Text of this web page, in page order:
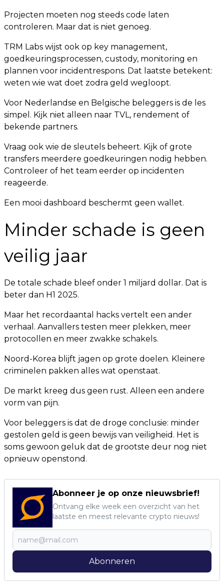
Projecten moeten nog steeds code laten
controleren. Maar dat is niet genoeg.
TRM Labs wijst ook op key management,
goedkeuringsprocessen, custody, monitoring en
plannen voor incidentrespons. Dat laatste betekent:
weten wie wat doet zodra geld wegloopt.
Voor Nederlandse en Belgische beleggers is de les
simpel. Kijk niet alleen naar TVL, rendement of
bekende partners.
Vraag ook wie de sleutels beheert. Kijk of grote
transfers meerdere goedkeuringen nodig hebben.
Controleer of het team eerder op incidenten
reageerde.
Een mooi dashboard beschermt geen wallet.
Minder schade is geen
veilig jaar
De totale schade bleef onder 1 miljard dollar. Dat is
beter dan H1 2025.
Maar het recordaantal hacks vertelt een ander
verhaal. Aanvallers testen meer plekken, meer
protocollen en meer zwakke schakels.
Noord-Korea blijft jagen op grote doelen. Kleinere
criminelen pakken alles wat openstaat.
De markt kreeg dus geen rust. Alleen een andere
vorm van pijn.
Voor beleggers is dat de droge conclusie: minder
gestolen geld is geen bewijs van veiligheid. Het is
soms gewoon geluk dat de grootste deur nog niet
opnieuw openstond.
Abonneer je op onze nieuwsbrief!
Ontvang elke week een overzicht van het
laatste en meest relevante crypto nieuws!
Abonneren